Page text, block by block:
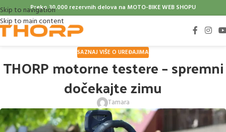
Skip to navigation
Skip to main content
Preko 30.000 rezervnih delova na MOTO-BIKE WEB SHOPU
SAZNAJ VIŠE O UREĐAJIMA
THORP motorne testere – spremni
dočekajte zimu
Tamara